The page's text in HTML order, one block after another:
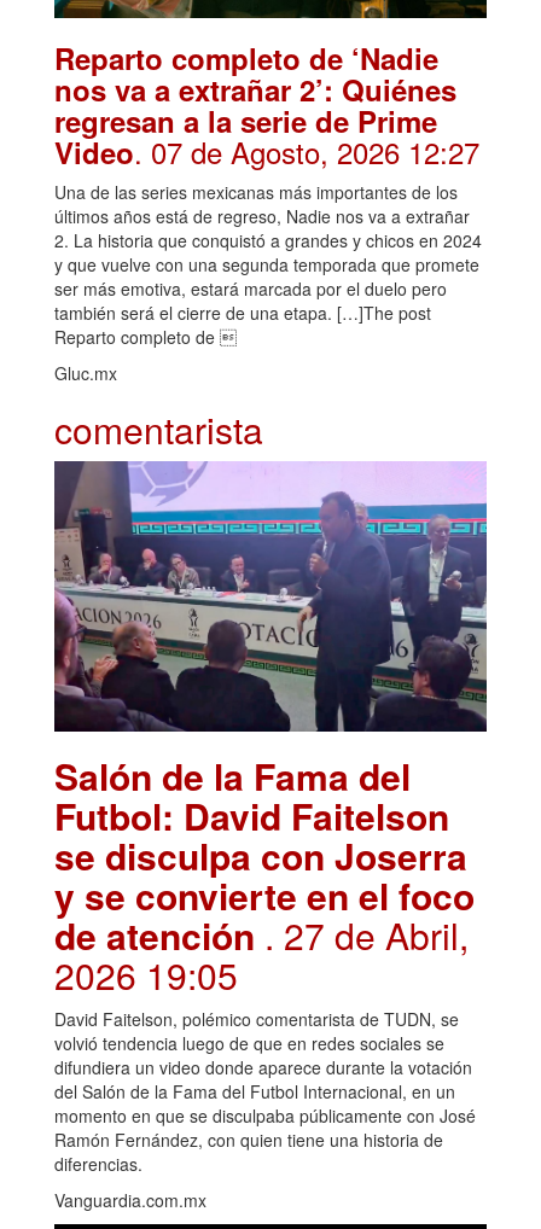
Reparto completo de ‘Nadie
nos va a extrañar 2’: Quiénes
regresan a la serie de Prime
Video. 07 de Agosto, 2026 12:27
Una de las series mexicanas más importantes de los
últimos años está de regreso, Nadie nos va a extrañar
2. La historia que conquistó a grandes y chicos en 2024
y que vuelve con una segunda temporada que promete
ser más emotiva, estará marcada por el duelo pero
también será el cierre de una etapa. […]The post
Reparto completo de 
Gluc.mx
comentarista
Salón de la Fama del
Futbol: David Faitelson
se disculpa con Joserra
y se convierte en el foco
de atención . 27 de Abril,
2026 19:05
David Faitelson, polémico comentarista de TUDN, se
volvió tendencia luego de que en redes sociales se
difundiera un video donde aparece durante la votación
del Salón de la Fama del Futbol Internacional, en un
momento en que se disculpaba públicamente con José
Ramón Fernández, con quien tiene una historia de
diferencias.
Vanguardia.com.mx